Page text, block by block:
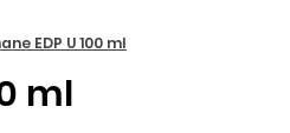
EDP U 100 ml
ml